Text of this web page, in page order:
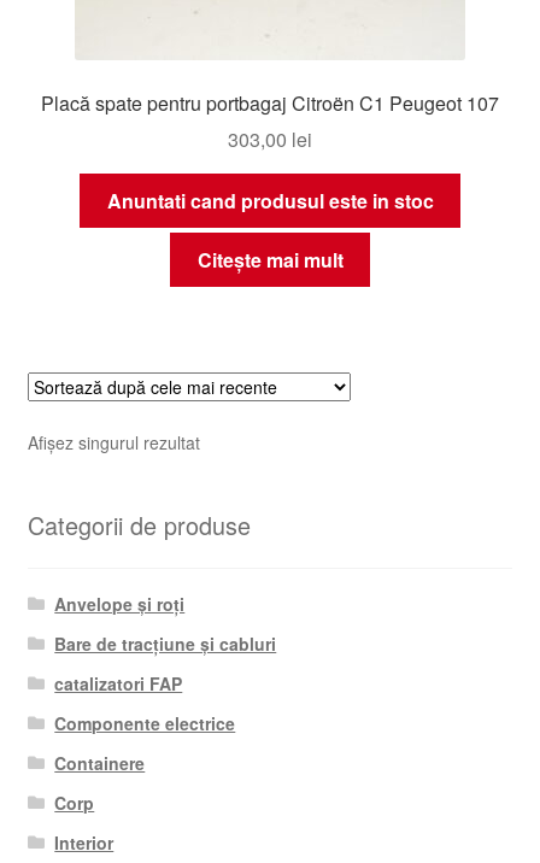
Placă spate pentru portbagaj Citroën C1 Peugeot 107
303,00 lei
Anuntati cand produsul este in stoc
Citește mai mult
Afișez singurul rezultat
Categorii de produse
Anvelope și roți
Bare de tracțiune și cabluri
catalizatori FAP
Componente electrice
Containere
Corp
Interior